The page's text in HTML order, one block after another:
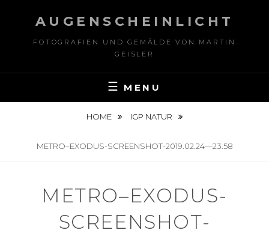
content
AUGENSCHEINLICHT
FOTOGRAFIEN UND GEMÄLDE VON MARTIN
GEISLER
MENU
HOME IGP NATUR
METRO–EXODUS-SCREENSHOT-2019.02.24—23.58
METRO–EXODUS-
SCREENSHOT-